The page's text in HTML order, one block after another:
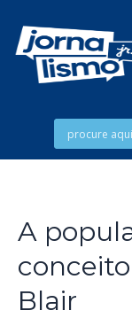
A
Blair